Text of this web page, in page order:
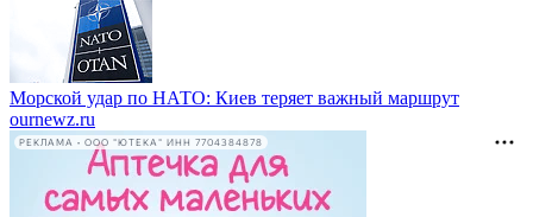
Морской удар по НАТО: Киев теряет важный маршрут
ournewz.ru
РЕКЛАМА • ООО "ЮТЕКА" ИНН 7704384878